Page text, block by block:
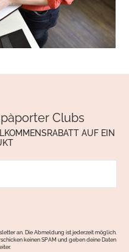
Clubs
AUF EIN
an. Die Abmeldung ist jederzeit möglich.
keinen SPAM und geben deine Daten